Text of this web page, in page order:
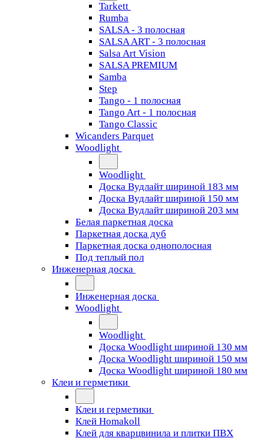
Tarkett
Rumba
SALSA - 3 полосная
SALSA ART - 3 полосная
Salsa Art Vision
SALSA PREMIUM
Samba
Step
Tango - 1 полосная
Tango Art - 1 полосная
Tango Classiс
Wicanders Parquet
Woodlight
Woodlight
Доска Вудлайт шириной 183 мм
Доска Вудлайт шириной 150 мм
Доска Вудлайт шириной 203 мм
Белая паркетная доска
Паркетная доска дуб
Паркетная доска однополосная
Под теплый пол
Инженерная доска
Инженерная доска
Woodlight
Woodlight
Доска Woodlight шириной 130 мм
Доска Woodlight шириной 150 мм
Доска Woodlight шириной 180 мм
Клеи и герметики
Клеи и герметики
Клей Homakoll
Клей для кварцвинила и плитки ПВХ